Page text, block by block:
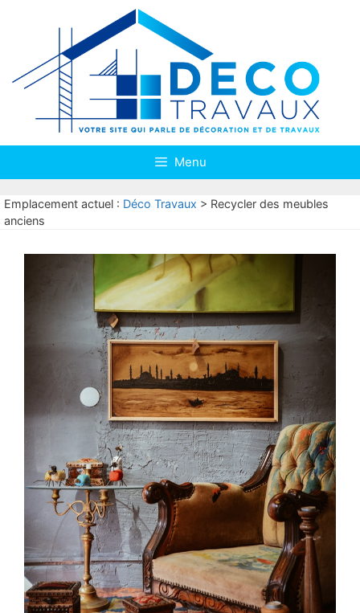
Menu
Emplacement actuel : Déco Travaux > Recycler des meubles
anciens